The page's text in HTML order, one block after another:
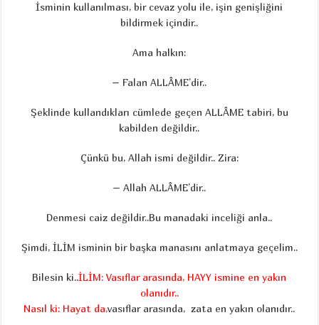
İsminin kullanılması, bir cevaz yolu ile, işin genişliğini
bildirmek içindir..
Ama halkın:
– Falan ALLÂME’dir..
Şeklinde kullandıkları cümlede geçen ALLÂME tabiri, bu
kabilden değildir..
Çünkü bu, Allah ismi değildir.. Zira:
– Allah ALLÂME’dir..
Denmesi caiz değildir..Bu manadaki inceliği anla..
Şimdi, İLİM isminin bir başka manasını anlatmaya geçelim..
Bilesin ki..İLİM: Vasıflar arasında, HAYY ismine en yakın
olanıdır..
Nasıl ki: Hayat da,vasıflar arasında, zata en yakın olanıdır..